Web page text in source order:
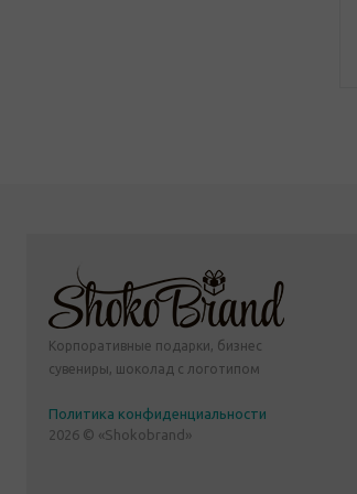
Корпоративные подарки, бизнес
сувениры, шоколад с логотипом
Политика конфиденциальности
2026 © «Shokobrand»